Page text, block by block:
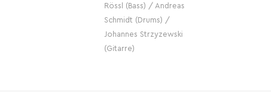
Rössl (Bass) / Andreas
Schmidt (Drums) /
Johannes Strzyzewski
(Gitarre)